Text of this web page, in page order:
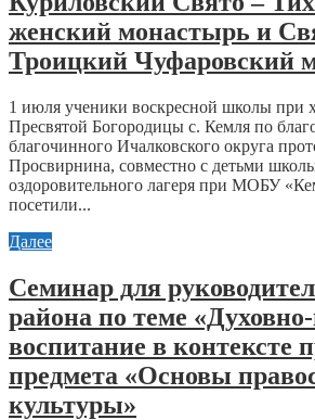
женский монастырь и
Троицкий Чуфаровский
1 июля ученики воскресной школы при
Пресвятой Богородицы с. Кемля по
благочинного Ичалковского округа
Просвирнина, совместно с детьми
оздоровительного лагеря при МОБУ
посетили...
Далее
Cеминар для
района по теме
воспитание в контексте
предмета «Основы
культуры»